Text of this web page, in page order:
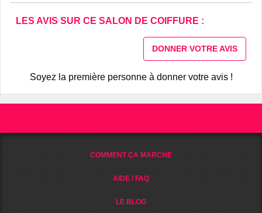
LES AVIS SUR CE SALON DE COIFFURE :
DONNER VOTRE AVIS
Soyez la première personne à donner votre avis !
COMMENT ÇA MARCHE
AIDE / FAQ
LE BLOG